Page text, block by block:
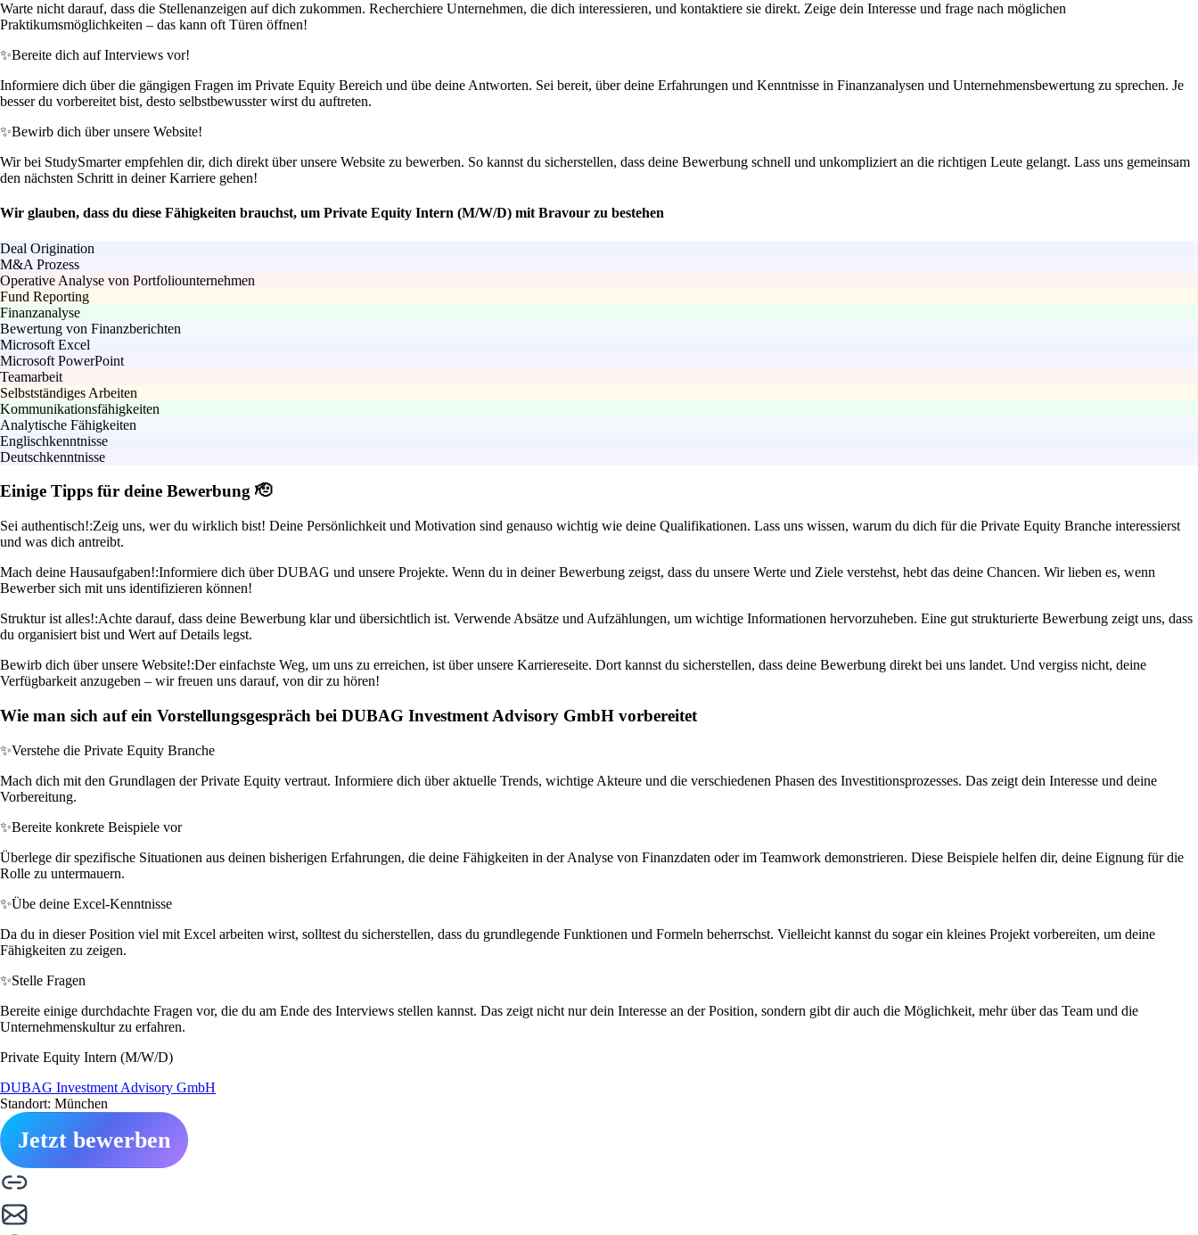
Warte nicht darauf, dass die Stellenanzeigen auf dich zukommen. Recherchiere Unternehmen, die dich interessieren, und kontaktiere sie direkt. Zeige dein Interesse und frage nach möglichen
Praktikumsmöglichkeiten – das kann oft Türen öffnen!
✨Bereite dich auf Interviews vor!
Informiere dich über die gängigen Fragen im Private Equity Bereich und übe deine Antworten. Sei bereit, über deine Erfahrungen und Kenntnisse in Finanzanalysen und Unternehmensbewertung zu sprechen. Je
besser du vorbereitet bist, desto selbstbewusster wirst du auftreten.
✨Bewirb dich über unsere Website!
Wir bei StudySmarter empfehlen dir, dich direkt über unsere Website zu bewerben. So kannst du sicherstellen, dass deine Bewerbung schnell und unkompliziert an die richtigen Leute gelangt. Lass uns gemeinsam
den nächsten Schritt in deiner Karriere gehen!
Wir glauben, dass du diese Fähigkeiten brauchst, um Private Equity Intern (M/W/D) mit Bravour zu bestehen
Deal Origination
M&A Prozess
Operative Analyse von Portfoliounternehmen
Fund Reporting
Finanzanalyse
Bewertung von Finanzberichten
Microsoft Excel
Microsoft PowerPoint
Teamarbeit
Selbstständiges Arbeiten
Kommunikationsfähigkeiten
Analytische Fähigkeiten
Englischkenntnisse
Deutschkenntnisse
Einige Tipps für deine Bewerbung 🫡
Sei authentisch!:Zeig uns, wer du wirklich bist! Deine Persönlichkeit und Motivation sind genauso wichtig wie deine Qualifikationen. Lass uns wissen, warum du dich für die Private Equity Branche interessierst
und was dich antreibt.
Mach deine Hausaufgaben!:Informiere dich über DUBAG und unsere Projekte. Wenn du in deiner Bewerbung zeigst, dass du unsere Werte und Ziele verstehst, hebt das deine Chancen. Wir lieben es, wenn
Bewerber sich mit uns identifizieren können!
Struktur ist alles!:Achte darauf, dass deine Bewerbung klar und übersichtlich ist. Verwende Absätze und Aufzählungen, um wichtige Informationen hervorzuheben. Eine gut strukturierte Bewerbung zeigt uns, dass
du organisiert bist und Wert auf Details legst.
Bewirb dich über unsere Website!:Der einfachste Weg, um uns zu erreichen, ist über unsere Karriereseite. Dort kannst du sicherstellen, dass deine Bewerbung direkt bei uns landet. Und vergiss nicht, deine
Verfügbarkeit anzugeben – wir freuen uns darauf, von dir zu hören!
Wie man sich auf ein Vorstellungsgespräch bei DUBAG Investment Advisory GmbH vorbereitet
✨Verstehe die Private Equity Branche
Mach dich mit den Grundlagen der Private Equity vertraut. Informiere dich über aktuelle Trends, wichtige Akteure und die verschiedenen Phasen des Investitionsprozesses. Das zeigt dein Interesse und deine
Vorbereitung.
✨Bereite konkrete Beispiele vor
Überlege dir spezifische Situationen aus deinen bisherigen Erfahrungen, die deine Fähigkeiten in der Analyse von Finanzdaten oder im Teamwork demonstrieren. Diese Beispiele helfen dir, deine Eignung für die
Rolle zu untermauern.
✨Übe deine Excel-Kenntnisse
Da du in dieser Position viel mit Excel arbeiten wirst, solltest du sicherstellen, dass du grundlegende Funktionen und Formeln beherrschst. Vielleicht kannst du sogar ein kleines Projekt vorbereiten, um deine
Fähigkeiten zu zeigen.
✨Stelle Fragen
Bereite einige durchdachte Fragen vor, die du am Ende des Interviews stellen kannst. Das zeigt nicht nur dein Interesse an der Position, sondern gibt dir auch die Möglichkeit, mehr über das Team und die
Unternehmenskultur zu erfahren.
Private Equity Intern (M/W/D)
DUBAG Investment Advisory GmbH
Standort: München
Jetzt bewerben